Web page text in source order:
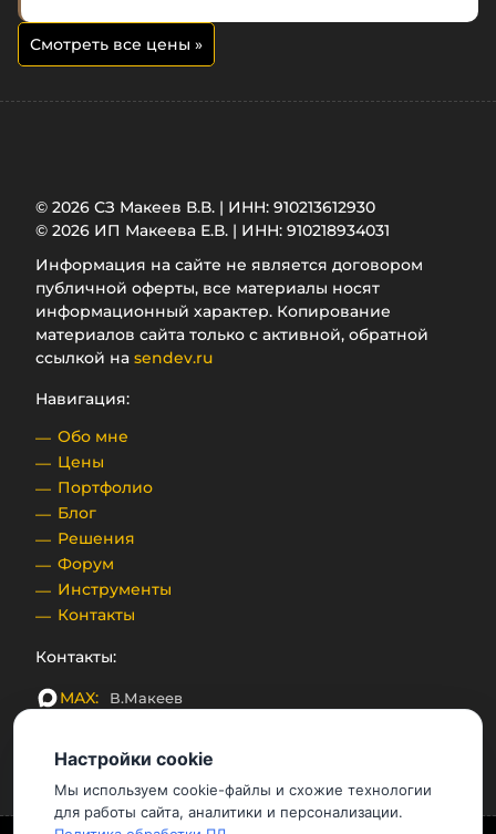
Смотреть все цены »
© 2026 СЗ Макеев В.В. | ИНН: 910213612930
© 2026 ИП Макеева Е.В. | ИНН: 910218934031
Информация на сайте не является договором
публичной оферты, все материалы носят
информационный характер. Копирование
материалов сайта только с активной, обратной
ссылкой на sendev.ru
Навигация:
Обо мне
Цены
Портфолио
Блог
Решения
Форум
Инструменты
Контакты
Контакты:
MAX: В.Макеев
Email: bx@sendev.ru
Настройки cookie
Мы используем cookie-файлы и схожие технологии
для работы сайта, аналитики и персонализации.